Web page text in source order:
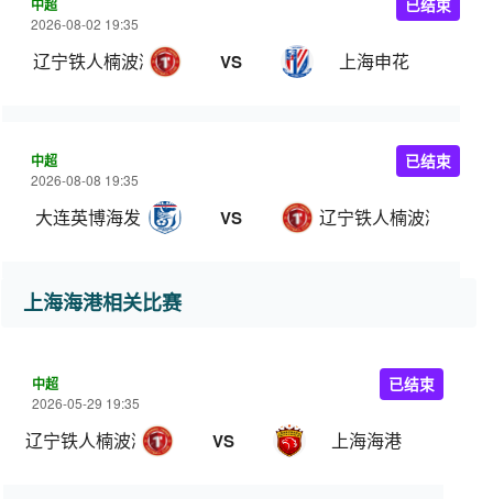
中超
2026-08-02 19:35
辽宁铁人楠波湾 VS 上海申花
已结束
中超
2026-08-08 19:35
大连英博海发 VS 辽宁铁人楠波湾
已结束
上海海港相关比赛
中超
2026-05-29 19:35
辽宁铁人楠波湾 VS 上海海港
已结束